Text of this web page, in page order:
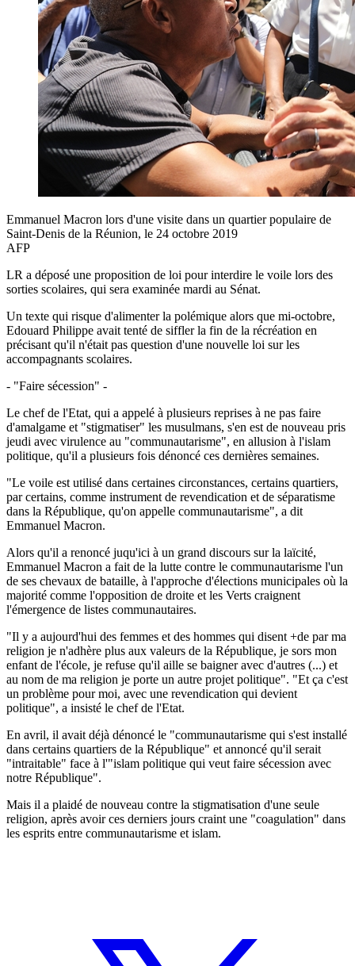
Emmanuel Macron lors d'une visite dans un quartier populaire de
Saint-Denis de la Réunion, le 24 octobre 2019
AFP
LR a déposé une proposition de loi pour interdire le voile lors des
sorties scolaires, qui sera examinée mardi au Sénat.
Un texte qui risque d'alimenter la polémique alors que mi-octobre,
Edouard Philippe avait tenté de siffler la fin de la récréation en
précisant qu'il n'était pas question d'une nouvelle loi sur les
accompagnants scolaires.
- "Faire sécession" -
Le chef de l'Etat, qui a appelé à plusieurs reprises à ne pas faire
d'amalgame et "stigmatiser" les musulmans, s'en est de nouveau pris
jeudi avec virulence au "communautarisme", en allusion à l'islam
politique, qu'il a plusieurs fois dénoncé ces dernières semaines.
"Le voile est utilisé dans certaines circonstances, certains quartiers,
par certains, comme instrument de revendication et de séparatisme
dans la République, qu'on appelle communautarisme", a dit
Emmanuel Macron.
Alors qu'il a renoncé juqu'ici à un grand discours sur la laïcité,
Emmanuel Macron a fait de la lutte contre le communautarisme l'un
de ses chevaux de bataille, à l'approche d'élections municipales où la
majorité comme l'opposition de droite et les Verts craignent
l'émergence de listes communautaires.
"Il y a aujourd'hui des femmes et des hommes qui disent +de par ma
religion je n'adhère plus aux valeurs de la République, je sors mon
enfant de l'école, je refuse qu'il aille se baigner avec d'autres (...) et
au nom de ma religion je porte un autre projet politique". "Et ça c'est
un problème pour moi, avec une revendication qui devient
politique", a insisté le chef de l'Etat.
En avril, il avait déjà dénoncé le "communautarisme qui s'est installé
dans certains quartiers de la République" et annoncé qu'il serait
"intraitable" face à l'"islam politique qui veut faire sécession avec
notre République".
Mais il a plaidé de nouveau contre la stigmatisation d'une seule
religion, après avoir ces derniers jours craint une "coagulation" dans
les esprits entre communautarisme et islam.